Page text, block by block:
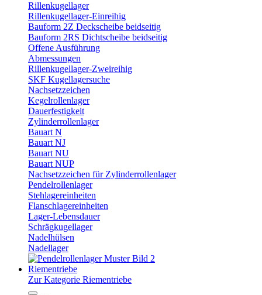
Rillenkugellager
Rillenkugellager-Einreihig
Bauform 2Z Deckscheibe beidseitig
Bauform 2RS Dichtscheibe beidseitig
Offene Ausführung
Abmessungen
Rillenkugellager-Zweireihig
SKF Kugellagersuche
Nachsetzzeichen
Kegelrollenlager
Dauerfestigkeit
Zylinderrollenlager
Bauart N
Bauart NJ
Bauart NU
Bauart NUP
Nachsetzzeichen für Zylinderrollenlager
Pendelrollenlager
Stehlagereinheiten
Flanschlagereinheiten
Lager-Lebensdauer
Schrägkugellager
Nadelhülsen
Nadellager
Riementriebe
Zur Kategorie Riementriebe